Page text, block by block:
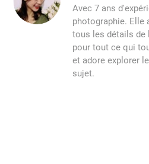
Avec 7 ans
photographie. Elle
tous les détails de
pour tout ce qui
et adore explorer
sujet.